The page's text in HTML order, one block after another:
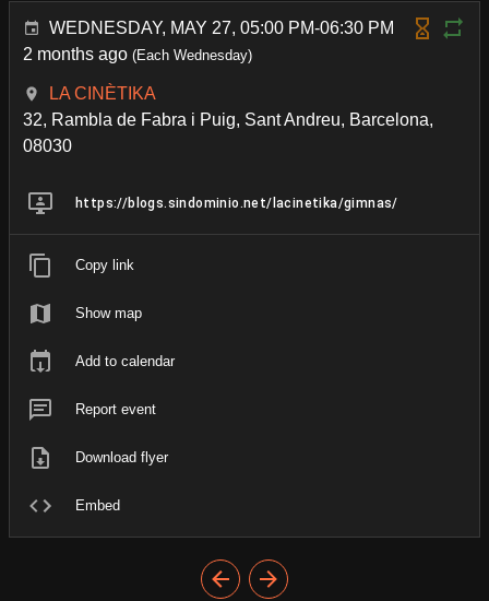
WEDNESDAY, MAY 27, 05:00 PM-06:30 PM
2 months ago (Each Wednesday)
LA CINÈTIKA
32, Rambla de Fabra i Puig, Sant Andreu, Barcelona,
08030
https://blogs.sindominio.net/lacinetika/gimnas/
Copy link
Show map
Add to calendar
Report event
Download flyer
Embed